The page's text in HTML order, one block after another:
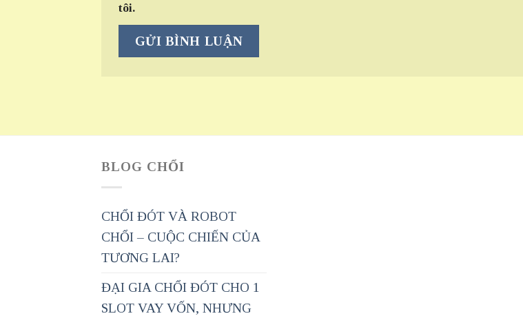
tôi.
BLOG CHỔI
CHỔI ĐÓT VÀ ROBOT
CHỔI – CUỘC CHIẾN CỦA
TƯƠNG LAI?
ĐẠI GIA CHỔI ĐÓT CHO 1
SLOT VAY VỐN, NHƯNG